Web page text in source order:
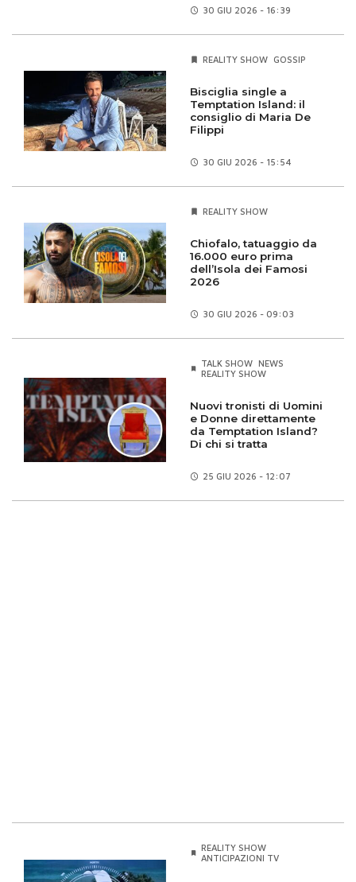
30 GIU 2026 - 16:39
REALITY SHOW GOSSIP
Bisciglia single a
Temptation Island: il
consiglio di Maria De
Filippi
30 GIU 2026 - 15:54
REALITY SHOW
Chiofalo, tatuaggio da
16.000 euro prima
dell’Isola dei Famosi
2026
30 GIU 2026 - 09:03
TALK SHOW NEWS
REALITY SHOW
Nuovi tronisti di Uomini
e Donne direttamente
da Temptation Island?
Di chi si tratta
25 GIU 2026 - 12:07
REALITY SHOW
ANTICIPAZIONI TV